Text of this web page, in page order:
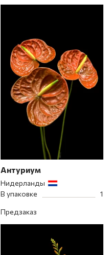
Антуриум
Нидерланды
В упаковке
1
Предзаказ